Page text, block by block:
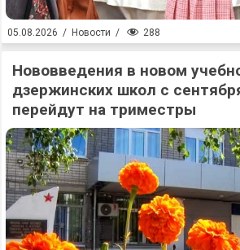
05.08.2026 / Новости / 288
Нововведения в новом
дзержинских школ с
перейдут на триместры